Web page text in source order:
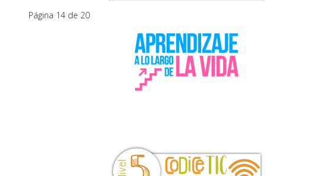
Página 14 de 20